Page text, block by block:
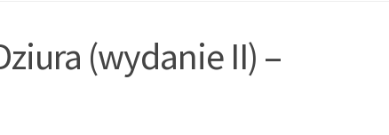
(wydanie II) –